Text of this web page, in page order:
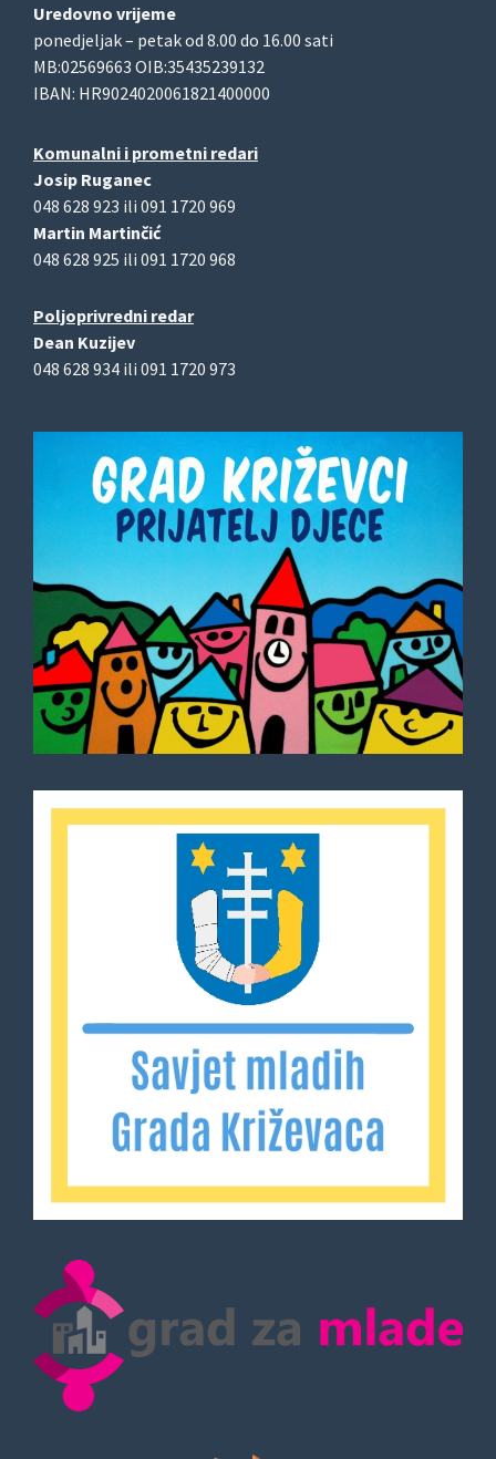
Uredovno vrijeme
ponedjeljak – petak od 8.00 do 16.00 sati
MB:02569663 OIB:35435239132
IBAN: HR9024020061821400000
Komunalni i prometni redari
Josip Ruganec
048 628 923 ili 091 1720 969
Martin Martinčić
048 628 925 ili 091 1720 968
Poljoprivredni redar
Dean Kuzijev
048 628 934 ili 091 1720 973